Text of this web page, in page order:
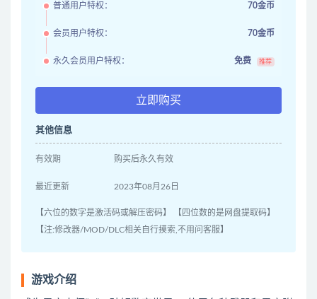
普通用户特权： 70金币
会员用户特权： 70金币
永久会员用户特权： 免费 推荐
立即购买
其他信息
有效期 购买后永久有效
最近更新 2023年08月26日
【六位的数字是激活码或解压密码】 【四位数的是网盘提取码】
【注:修改器/MOD/DLC相关自行摸索,不用问客服】
游戏介绍